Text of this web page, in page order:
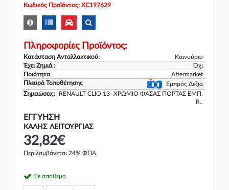
Κωδικός Προϊόντος: XC197629
Πληροφορίες Προϊόντος:
Κατάσταση Ανταλλακτικού:
Καινούριο
Έχει Ζημιά :
Όχι
Ποιότητα
Aftermarket
Πλευρά Τοποθέτησης
Εμπρός Δεξιά
Σημειώσεις:
RENAULT CLIO 13- ΧΡΩΜΙΟ ΦΑΣΑΣ ΠΟΡΤΑΣ ΕΜΠ.
R..
ΕΓΓΎΗΣΗ
ΚΑΛΗΣ ΛΕΙΤΟΥΡΓΙΑΣ
32,82€
Περιλαμβάνεται 24% ΦΠΑ.
Σε απόθεμα